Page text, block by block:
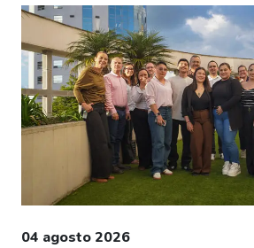
04 agosto 2026